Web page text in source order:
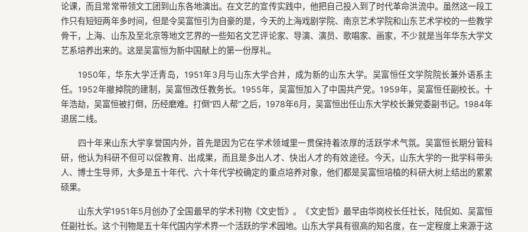
论课，而且常常带领文工团到山东各地演出。在文艺的宣传实践中，他把自己投入到了时代革命洪流中。虽然这一段工
作只有短短两年多时间，但是令吴富恒引为自豪的是，今天的上海戏剧学院、南京艺术学院和山东艺术学校的一些教学
骨干，上海、山东及至北京等地文艺界的一些知名文艺评论家、导演、演员、歌唱家、画家，不少就是当年华东大学文
艺系培养出来的。这是吴富恒为新中国献上的第一份厚礼。
1950年，华东大学迁青岛，1951年3月与山东大学合并，成为新的山东大学。吴富恒任文学院院长兼外语系主
任。1952年撤掉院的建制，吴富恒改任教务长。1955年，吴富恒加入了中国共产党。1959年，吴富恒任副校长。十
年浩劫，吴富恒被打倒，历经磨难。打倒“四人帮”之后，1978年6月，吴富恒出任山东大学校长兼党委副书记。1984年
退居二线。
四十年来山东大学享誉国内外，首先是因为它在学术领域里一贯保持着浓厚的活跃学术气氛。吴富恒长期分管科
研，他认为科研不但可以促教育、出成果，而且是多出人才、快出人才的有效途径。今天，山东大学的一批学科带头
人、博士生导师，大多是五十年代、六十年代学校确定的重点培养对象，他们都是吴富恒培植的科研大树上结出的累累
硕果。
山东大学1951年5月创办了全国最早的学术刊物《文史哲》。《文史哲》最早由华岗校长任社长，陆侃如、吴富恒
任副社长。这个刊物是五十年代国内学术界一个活跃的学术园地。山东大学具有很高的知名度，在一定程度上来源于这